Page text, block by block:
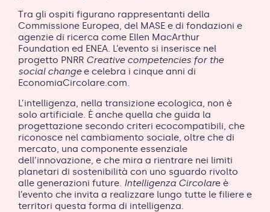
Tra gli ospiti figurano rappresentanti della
Commissione Europea, del MASE e di fondazioni e
agenzie di ricerca come Ellen MacArthur
Foundation ed ENEA. L’evento si inserisce nel
progetto PNRR Creative competencies for the
social changee celebra i cinque anni di
EconomiaCircolare.com.
L’intelligenza, nella transizione ecologica, non è
solo artificiale. È anche quella che guida la
progettazione secondo criteri ecocompatibili, che
riconosce nel cambiamento sociale, oltre che di
mercato, una componente essenziale
dell’innovazione, e che mira a rientrare nei limiti
planetari di sostenibilità con uno sguardo rivolto
alle generazioni future. Intelligenza Circolare è
l’evento che invita a realizzare lungo tutte le filiere e
territori questa forma di intelligenza.